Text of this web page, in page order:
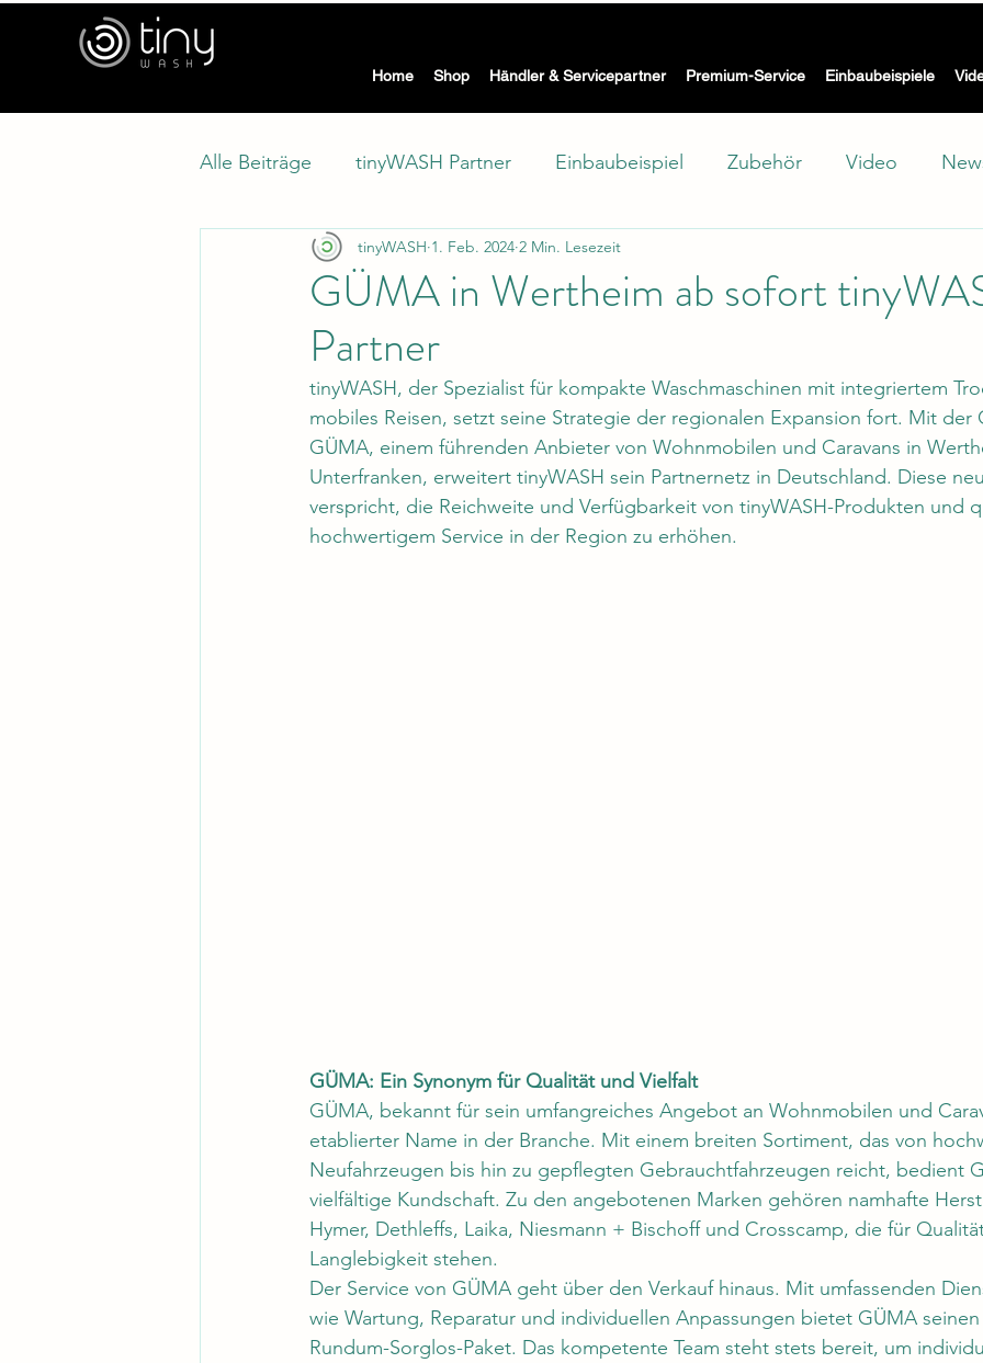
Home Shop Händler & Servicepartner Premium-Service Einbaubeispiele
Alle Beiträge tinyWASH Partner Einbaubeispiel Zubehör Video
Modellwechsel Klimaschutz Showroom
GÜMA in Wertheim ab sofort
Partner
tinyWASH 1. Feb. 2024 2 Min. Lesezeit
tinyWASH, der Spezialist für kompakte Waschmaschinen mit integriertem
mobiles Reisen, setzt seine Strategie der regionalen Expansion fort. Mit
GÜMA, einem führenden Anbieter von Wohnmobilen und Caravans in
Unterfranken, erweitert tinyWASH sein Partnernetz in Deutschland. Diese
verspricht, die Reichweite und Verfügbarkeit von tinyWASH-Produkten und
hochwertigem Service in der Region zu erhöhen.
GÜMA: Ein Synonym für Qualität und Vielfalt
GÜMA, bekannt für sein umfangreiches Angebot an Wohnmobilen und
etablierter Name in der Branche. Mit einem breiten Sortiment, das von
Neufahrzeugen bis hin zu gepflegten Gebrauchtfahrzeugen reicht, bedient
vielfältige Kundschaft. Zu den angebotenen Marken gehören namhafte
Hymer, Dethleffs, Laika, Niesmann + Bischoff und Crosscamp, die für
Langlebigkeit stehen.
Der Service von GÜMA geht über den Verkauf hinaus. Mit umfassenden
wie Wartung, Reparatur und individuellen Anpassungen bietet GÜMA
Rundum-Sorglos-Paket. Das kompetente Team steht stets bereit, um